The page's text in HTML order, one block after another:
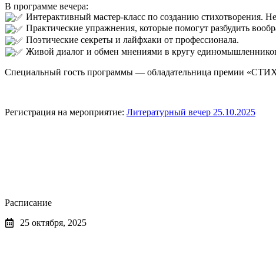
В программе вечера:
Интерактивный мастер-класс по созданию стихотворения.
Практические упражнения, которые помогут разбудить
Поэтические секреты и лайфхаки от профессионала.
Живой диалог и обмен мнениями в кругу
Специальный гость программы — обладательница премии
Регистрация на мероприятие: Литературный вечер 25.10.2025
Расписание
25 октября, 2025